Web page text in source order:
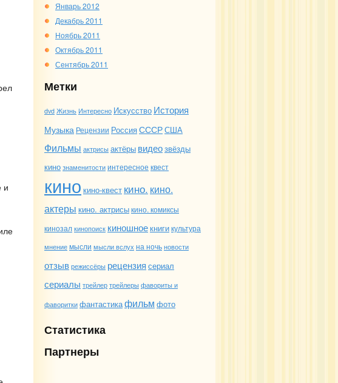
и
Январь 2012
Декабрь 2011
Ноябрь 2011
Октябрь 2011
Сентябрь 2011
Метки
dvd Жизнь Интересно Искусство История
Музыка Рецензии РоссияСССРСША
Фильмы актрисыактёры видеозвёзды
кинознаменитостиинтересное квест
кино кино-квест кино. кино.
актеры кино. актрисыкино. комиксы
кинозалкинопоиск киношноекнигикультура
мнение мысли мысли вслух на ночь новости
отзыврежиссёры рецензия сериал
сериалы трейлер трейлерыфавориты и
фавориткифантастикафильм фото
Статистика
Партнеры